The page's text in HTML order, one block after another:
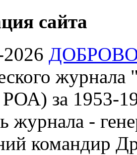
сайта
за 1953-
журнала -
командир